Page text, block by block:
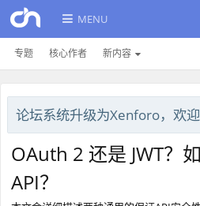
MENU
专题 核心作者 新内容
论坛系统升级为Xenforo，欢迎
OAuth 2 还是 JWT？
API？